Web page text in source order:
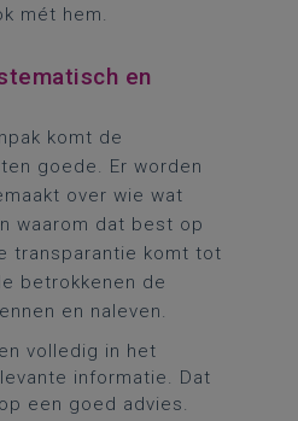
mét hem.
en
komt de
goede. Er worden
over wie wat
waarom dat best op
transparantie komt tot
betrokkenen de
en naleven.
volledig in het
informatie. Dat
een goed advies.